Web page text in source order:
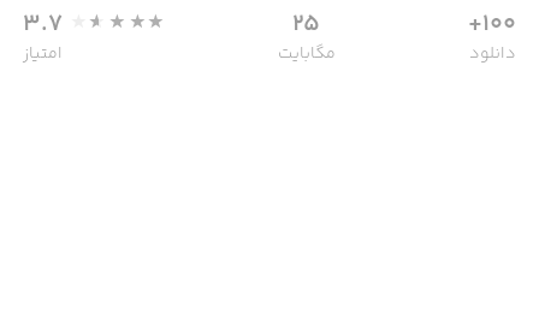
100+
دانلود
25
مگابایت
3.7
امتیاز